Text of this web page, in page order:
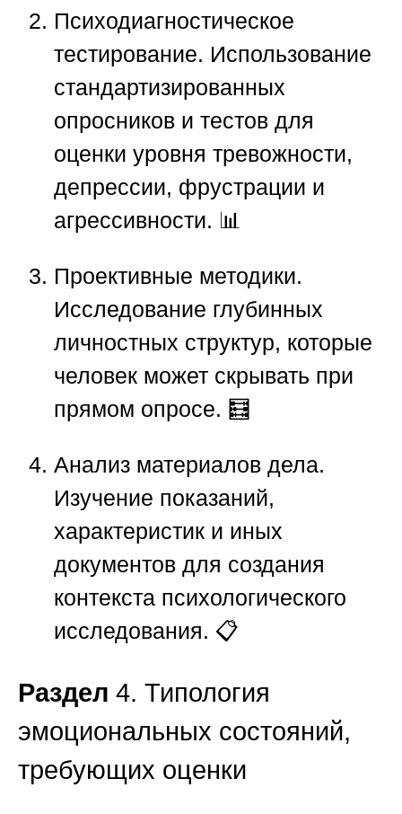
Психодиагностическое
тестирование. Использование
стандартизированных
опросников и тестов для
оценки уровня тревожности,
депрессии, фрустрации и
агрессивности. 📊
Проективные методики.
Исследование глубинных
личностных структур, которые
человек может скрывать при
прямом опросе. 🧮
Анализ материалов дела.
Изучение показаний,
характеристик и иных
документов для создания
контекста психологического
исследования. 📋
Раздел 4. Типология
эмоциональных состояний,
требующих оценки